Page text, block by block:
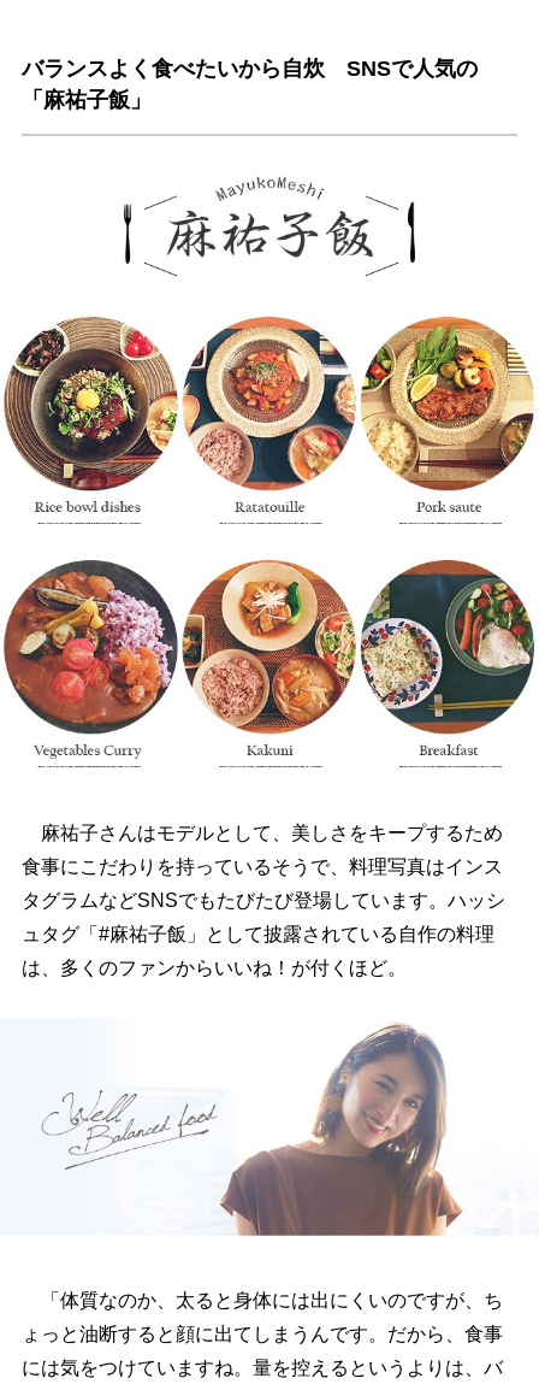
バランスよく食べたいから自炊 SNSで人気の
「麻祐子飯」
麻祐子さんはモデルとして、美しさをキープするため
食事にこだわりを持っているそうで、料理写真はインス
タグラムなどSNSでもたびたび登場しています。ハッシ
ュタグ「#麻祐子飯」として披露されている自作の料理
は、多くのファンからいいね！が付くほど。
「体質なのか、太ると身体には出にくいのですが、ち
ょっと油断すると顔に出てしまうんです。だから、食事
には気をつけていますね。量を控えるというよりは、バ